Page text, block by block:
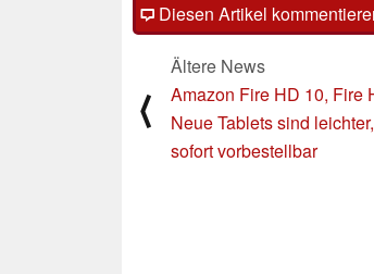
Diesen Artikel
⟨
Ältere News
Amazon Fire HD 10, Fire
Neue Tablets sind
sofort vorbestellbar